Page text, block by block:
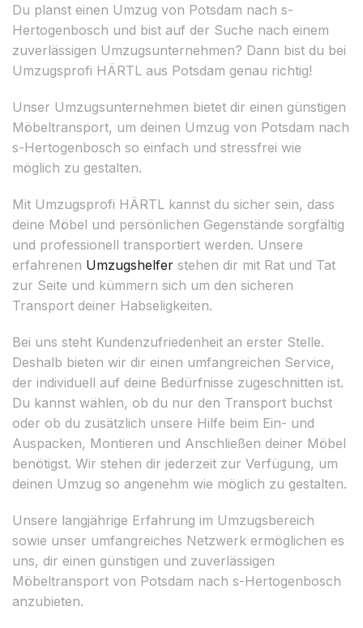
Du planst einen Umzug von Potsdam nach s-
Hertogenbosch und bist auf der Suche nach einem
zuverlässigen Umzugsunternehmen? Dann bist du bei
Umzugsprofi HÄRTL aus Potsdam genau richtig!
Unser Umzugsunternehmen bietet dir einen günstigen
Möbeltransport, um deinen Umzug von Potsdam nach
s-Hertogenbosch so einfach und stressfrei wie
möglich zu gestalten.
Mit Umzugsprofi HÄRTL kannst du sicher sein, dass
deine Möbel und persönlichen Gegenstände sorgfältig
und professionell transportiert werden. Unsere
erfahrenen Umzugshelfer stehen dir mit Rat und Tat
zur Seite und kümmern sich um den sicheren
Transport deiner Habseligkeiten.
Bei uns steht Kundenzufriedenheit an erster Stelle.
Deshalb bieten wir dir einen umfangreichen Service,
der individuell auf deine Bedürfnisse zugeschnitten ist.
Du kannst wählen, ob du nur den Transport buchst
oder ob du zusätzlich unsere Hilfe beim Ein- und
Auspacken, Montieren und Anschließen deiner Möbel
benötigst. Wir stehen dir jederzeit zur Verfügung, um
deinen Umzug so angenehm wie möglich zu gestalten.
Unsere langjährige Erfahrung im Umzugsbereich
sowie unser umfangreiches Netzwerk ermöglichen es
uns, dir einen günstigen und zuverlässigen
Möbeltransport von Potsdam nach s-Hertogenbosch
anzubieten.